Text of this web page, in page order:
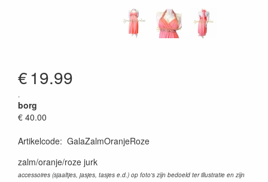
€19.99
.
borg
€ 40.00
Artikelcode: GalaZalmOranjeRoze
zalm/oranje/roze jurk
accessoires (sjaaltjes, jasjes, tasjes e.d.) op foto's zijn bedoeld ter illustratie en zijn